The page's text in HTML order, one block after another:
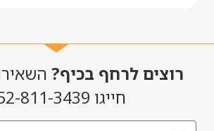
רוצים לרחף בכיף?
חייגו 052-811-3439